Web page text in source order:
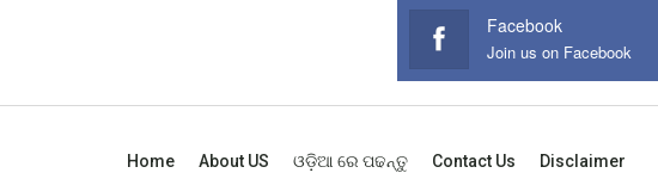
Facebook
Join us on Facebook
Home About US ଓଡ଼ିଆ ରେ ପଢନ୍ତୁ Contact Us Disclaimer